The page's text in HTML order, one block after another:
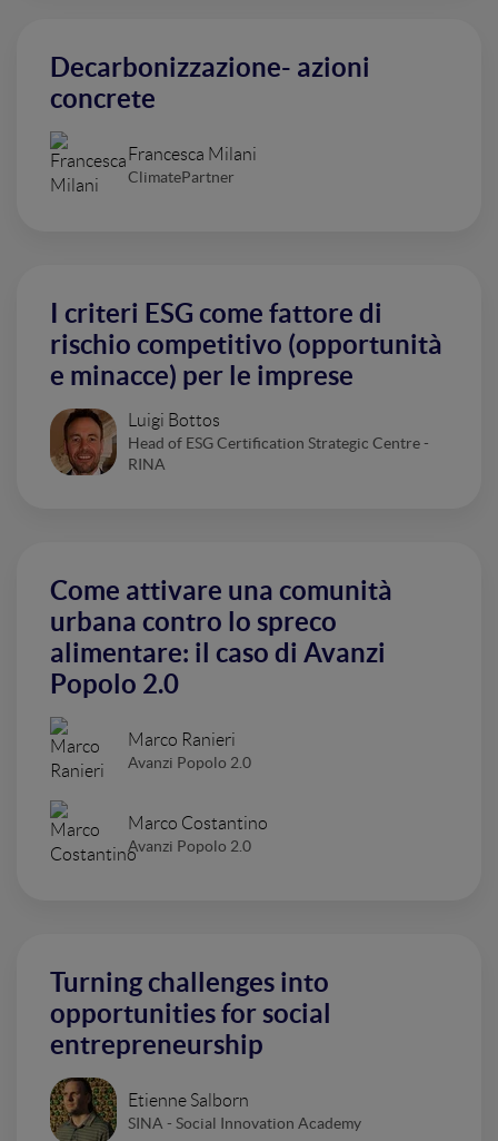
Decarbonizzazione- azioni
concrete
Francesca Milani
ClimatePartner
I criteri ESG come fattore di
rischio competitivo (opportunità
e minacce) per le imprese
Luigi Bottos
Head of ESG Certification Strategic Centre -
RINA
Come attivare una comunità
urbana contro lo spreco
alimentare: il caso di Avanzi
Popolo 2.0
Marco Ranieri
Avanzi Popolo 2.0
Marco Costantino
Avanzi Popolo 2.0
Turning challenges into
opportunities for social
entrepreneurship
Etienne Salborn
SINA - Social Innovation Academy